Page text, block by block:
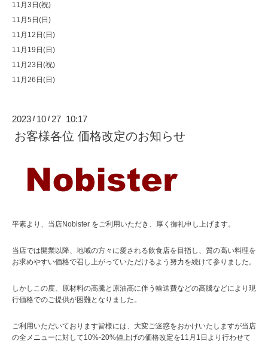
11月3日(祝)
11月5日(日)
11月12日(日)
11月19日(日)
11月23日(祝)
11月26日(日)
2023 / 10 / 27 10:17
お客様各位 価格改定のお知らせ
平素より、当店Nobister をご利用いただき、厚く御礼申し上げます。
当店では開業以降、地域の方々に愛される飲食店を目指し、質の高い料理を
お求めやすい価格で召し上がっていただけるよう努力を続けて参りました。
しかしこの度、原材料の高騰と原油高に伴う輸送費などの高騰などにより現
行価格でのご提供が困難となりました。
ご利用いただいております皆様には、大変ご迷惑をおかけいたしますが当店
の全メニューに対して10%-20%値上げの価格改定を11月1日より行わせて